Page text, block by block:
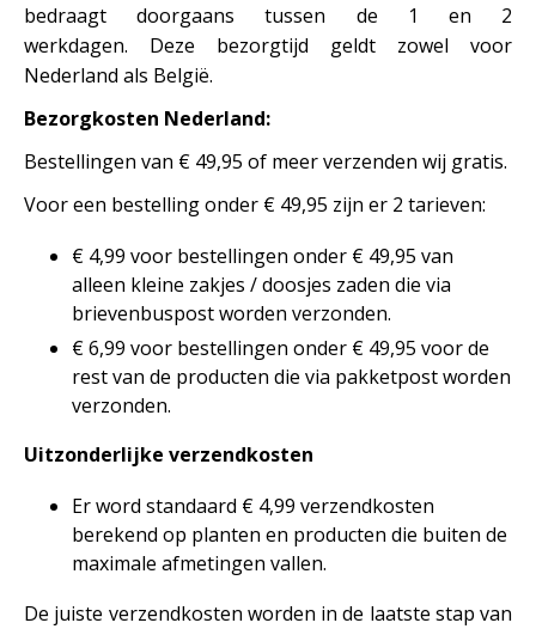
bedraagt doorgaans tussen de 1 en 2
werkdagen. Deze bezorgtijd geldt zowel voor
Nederland als België.
Bezorgkosten Nederland:
Bestellingen van € 49,95 of meer verzenden wij gratis.
Voor een bestelling onder € 49,95 zijn er 2 tarieven:
€ 4,99 voor bestellingen onder € 49,95 van
alleen kleine zakjes / doosjes zaden die via
brievenbuspost worden verzonden.
€ 6,99 voor bestellingen onder € 49,95 voor de
rest van de producten die via pakketpost worden
verzonden.
Uitzonderlijke verzendkosten
Er word standaard € 4,99 verzendkosten
berekend op planten en producten die buiten de
maximale afmetingen vallen.
De juiste verzendkosten worden in de laatste stap van